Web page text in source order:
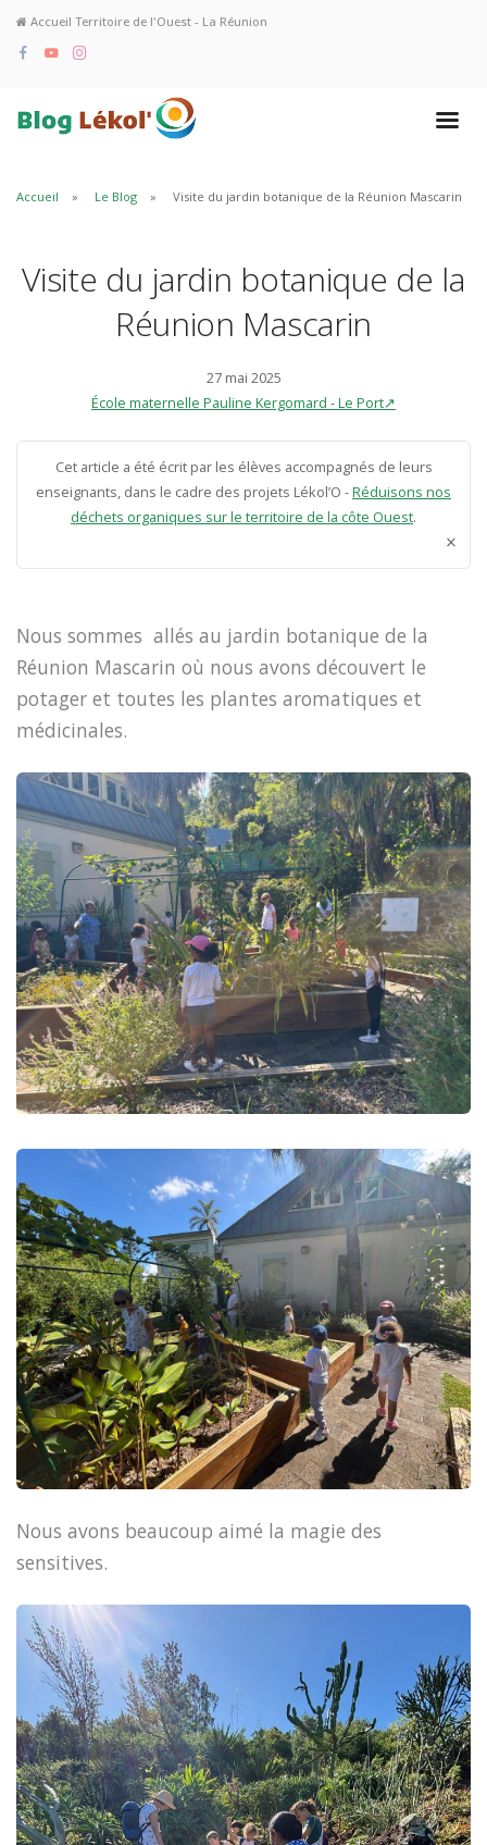
Accueil Territoire de l'Ouest - La Réunion
Accueil Le Blog Visite du jardin botanique de la Réunion Mascarin
Visite du jardin botanique de la
Réunion Mascarin
27 mai 2025
École maternelle Pauline Kergomard - Le Port↗
Cet article a été écrit par les élèves accompagnés de leurs
enseignants, dans le cadre des projets Lékol’O -Réduisons nos
déchets organiques sur le territoire de la côte Ouest.
×
Nous sommes allés au jardin botanique de la
Réunion Mascarin où nous avons découvert le
potager et toutes les plantes aromatiques et
médicinales.
Nous avons beaucoup aimé la magie des
sensitives.